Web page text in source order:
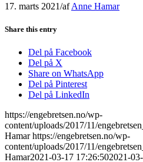
17. marts 2021/afAnne Hamar
Share this entry
Del på Facebook
Del på X
Share on WhatsApp
Del på Pinterest
Del på LinkedIn
https://engebretsen.no/wp-
content/uploads/2017/11/
Hamar https://engebretsen.no/wp-
content/uploads/2017/11/
Hamar2021-03-17 17:26:502021-